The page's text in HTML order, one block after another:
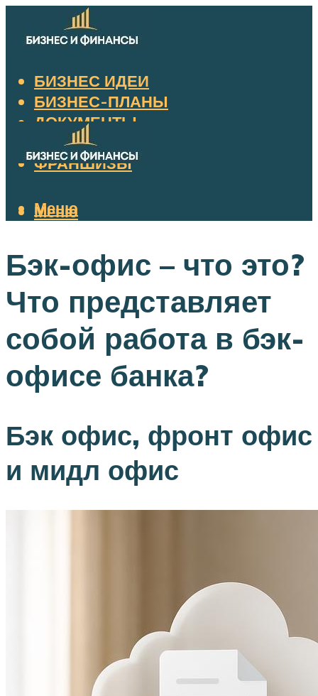
БИЗНЕС ИДЕИ
БИЗНЕС-ПЛАНЫ
ДОКУМЕНТЫ
НАЛОГИ
ФРАНШИЗЫ
Меню
Меню
Бэк-офис – что это?
Что представляет
собой работа в бэк-
офисе банка?
Бэк офис, фронт офис
и мидл офис